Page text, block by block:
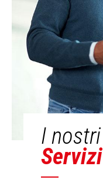
I nostri
Servizi